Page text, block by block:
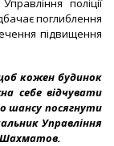
поліції
поглиблення
підвищення
кожен будинок
себе відчувати
шансу посягнути
Управління
Шахматов.